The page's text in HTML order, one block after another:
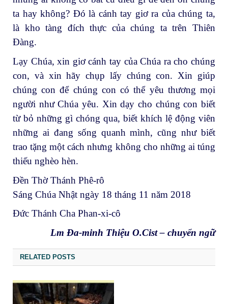
ta hay không? Đó là cánh tay giơ ra của chúng ta,
là kho tàng đích thực của chúng ta trên Thiên
Đàng.
Lạy Chúa, xin giơ cánh tay của Chúa ra cho chúng
con, và xin hãy chụp lấy chúng con. Xin giúp
chúng con để chúng con có thể yêu thương mọi
người như Chúa yêu. Xin dạy cho chúng con biết
từ bỏ những gì chóng qua, biết khích lệ động viên
những ai đang sống quanh mình, cũng như biết
trao tặng một cách nhưng không cho những ai túng
thiếu nghèo hèn.
Đền Thờ Thánh Phê-rô
Sáng Chúa Nhật ngày 18 tháng 11 năm 2018
Đức Thánh Cha Phan-xi-cô
Lm Đa-minh Thiệu O.Cist – chuyển ngữ
RELATED POSTS